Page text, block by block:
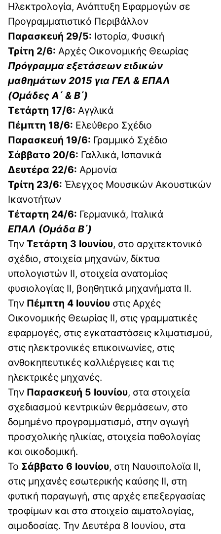
Ηλεκτρολογία, Ανάπτυξη Εφαρμογών σε
Προγραμματιστικό Περιβάλλον
Παρασκευή 29/5: Ιστορία, Φυσική
Τρίτη 2/6: Αρχές Οικονομικής Θεωρίας
Πρόγραμμα εξετάσεων ειδικών
μαθημάτων 2015 για ΓΕΛ & ΕΠΑΛ
(Ομάδες Α΄ & Β΄)
Τετάρτη 17/6: Αγγλικά
Πέμπτη 18/6: Ελεύθερο Σχέδιο
Παρασκευή 19/6: Γραμμικό Σχέδιο
Σάββατο 20/6: Γαλλικά, Ισπανικά
Δευτέρα 22/6: Αρμονία
Τρίτη 23/6: Έλεγχος Μουσικών Ακουστικών
Ικανοτήτων
Τέταρτη 24/6: Γερμανικά, Ιταλικά
ΕΠΑΛ (Ομάδα Β΄)
Την Τετάρτη 3 Ιουνίου, στο αρχιτεκτονικό
σχέδιο, στοιχεία μηχανών, δίκτυα
υπολογιστών ΙΙ, στοιχεία ανατομίας
φυσιολογίας ΙΙ, βοηθητικά μηχανήματα ΙΙ.
Την Πέμπτη 4 Ιουνίου στις Αρχές
Οικονομικής Θεωρίας ΙΙ, στις γραμματικές
εφαρμογές, στις εγκαταστάσεις κλιματισμού,
στις ηλεκτρονικές επικοινωνίες, στις
ανθοκηπευτικές καλλιέργειες και τις
ηλεκτρικές μηχανές.
Την Παρασκευή 5 Ιουνίου, στα στοιχεία
σχεδιασμού κεντρικών θερμάσεων, στο
δομημένο προγραμματισμό, στην αγωγή
προσχολικής ηλικίας, στοιχεία παθολογίας
και οικοδομική.
Το Σάββατο 6 Ιουνίου, στη Ναυσιπολοϊα ΙΙ,
στις μηχανές εσωτερικής καύσης ΙΙ, στη
φυτική παραγωγή, στις αρχές επεξεργασίας
τροφίμων και στα στοιχεία αιματολογίας,
αιμοδοσίας. Την Δευτέρα 8 Ιουνίου, στα